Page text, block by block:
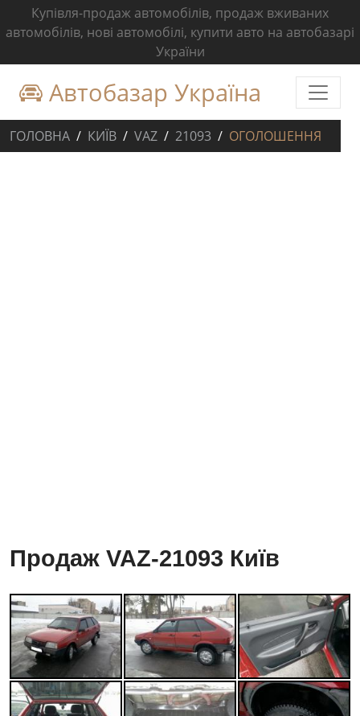
Купівля-продаж автомобілів, продаж вживаних
автомобілів, нові автомобілі, купити авто на автобазарі
України
Автобазар Україна
ГОЛОВНА КИЇВ VAZ 21093 ОГОЛОШЕННЯ
Продаж VAZ-21093 Київ